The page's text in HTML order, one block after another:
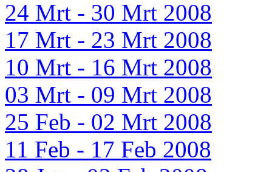
24 Mrt - 30 Mrt 2008
17 Mrt - 23 Mrt 2008
10 Mrt - 16 Mrt 2008
03 Mrt - 09 Mrt 2008
25 Feb - 02 Mrt 2008
11 Feb - 17 Feb 2008